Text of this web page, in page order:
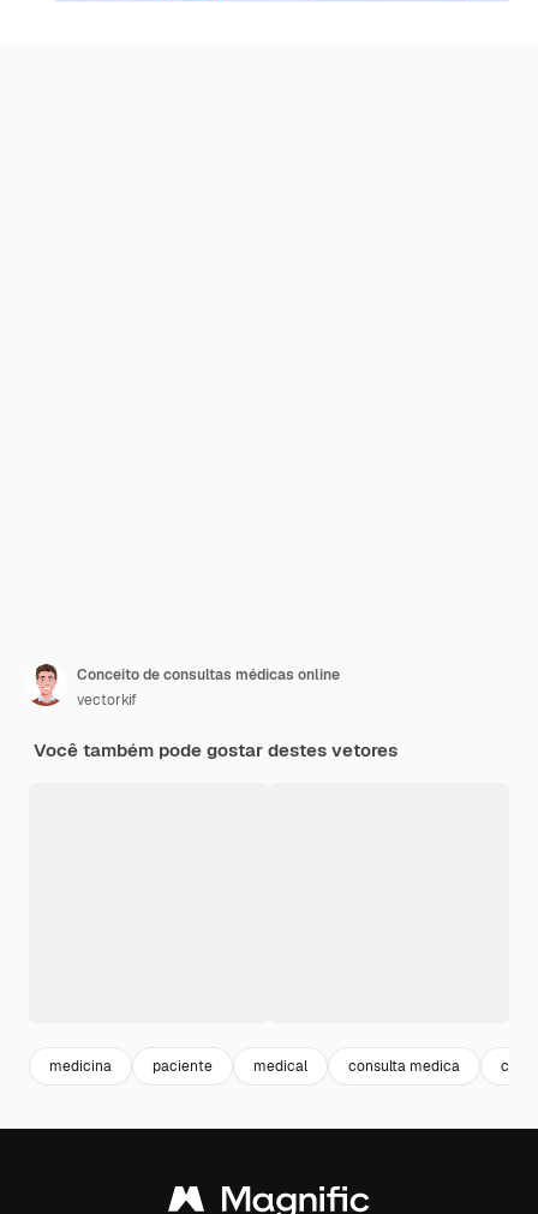
Conceito de consultas médicas online
vectorkif
Você também pode gostar destes vetores
medicina paciente medical consulta medica